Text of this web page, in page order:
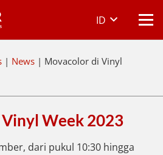
ID
| News | Movacolor di Vinyl
Week 2023
dari pukul 10:30 hingga